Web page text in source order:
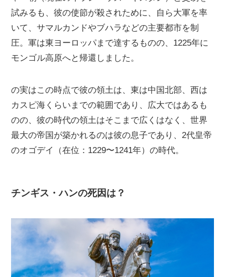
試みるも、彼の使節が殺されために、自ら大軍を率
いて、サマルカンドやブハラなどの主要都市を制
圧。軍は東ヨーロッパまで達するものの、1225年に
モンゴル高原へと帰還しました。
の実はこの時点で彼の領土は、東は中国北部、西は
カスピ海くらいまでの範囲であり、広大ではあるも
のの、彼の時代の領土はそこまで広くはなく、世界
最大の帝国が築かれるのは彼の息子であり、2代皇帝
のオゴデイ（在位：1229〜1241年）の時代。
チンギス・ハンの死因は？